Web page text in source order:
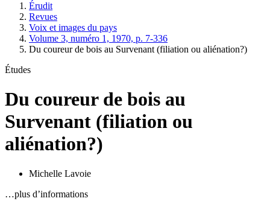
Érudit
Revues
Voix et images du pays
Volume 3, numéro 1, 1970, p. 7-336
Du coureur de bois au Survenant (filiation ou aliénation?)
Études
Du coureur de bois au
Survenant (filiation ou
aliénation?)
Michelle Lavoie
…plus d’informations